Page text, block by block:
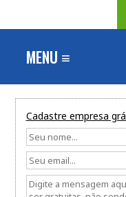
MENU ≡
Cadastre empresa